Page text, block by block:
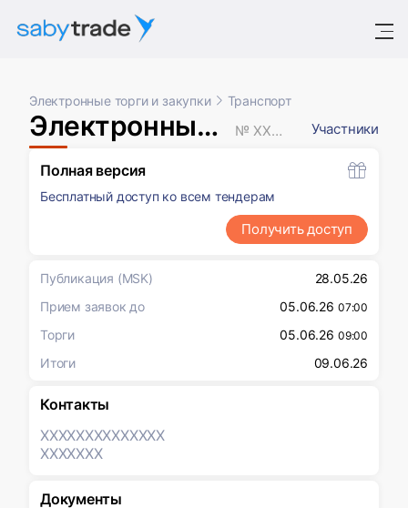
Электронные торги и закупки Транспорт
Электронный аукцион № XXXXXXX Участники
Полная версия
Бесплатный доступ ко всем тендерам
Получить доступ
Публикация (MSK)
28.05.26
Прием заявок до
05.06.26 07:00
Торги 05.06.26 09:00
Итоги 09.06.26
Контакты
XXXXXXXXXXXXXX
XXXXXXX
Документы